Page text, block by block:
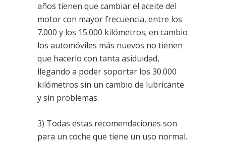
años tienen que cambiar el aceite del
motor con mayor frecuencia, entre los
7.000 y los 15.000 kilómetros; en cambio
los automóviles más nuevos no tienen
que hacerlo con tanta asiduidad,
llegando a poder soportar los 30.000
kilómetros sin un cambio de lubricante
y sin problemas.
3) Todas estas recomendaciones son
para un coche que tiene un uso normal.